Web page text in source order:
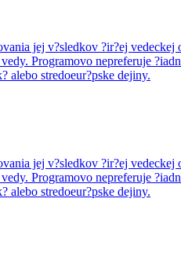
jej v?sledkov ?ir?ej
Programovo nepreferuje
alebo stredoeur?pske dejiny.
jej v?sledkov ?ir?ej
Programovo nepreferuje
alebo stredoeur?pske dejiny.